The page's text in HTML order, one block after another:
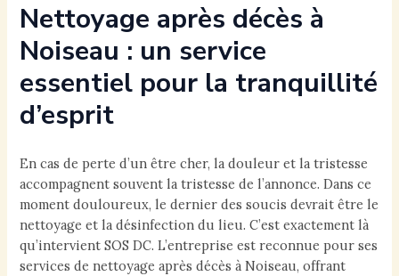
Nettoyage après décès à
Noiseau : un service
essentiel pour la tranquillité
d’esprit
En cas de perte d’un être cher, la douleur et la tristesse
accompagnent souvent la tristesse de l’annonce. Dans ce
moment douloureux, le dernier des soucis devrait être le
nettoyage et la désinfection du lieu. C’est exactement là
qu’intervient SOS DC. L’entreprise est reconnue pour ses
services de nettoyage après décès à Noiseau, offrant